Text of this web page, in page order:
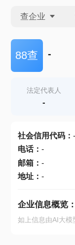
查企业
查企业
查产地
88查 -
法定代表人
-
社会信用代码： -
电话： -
邮箱： -
地址： -
企业信息概览：
如上信息由AI大模